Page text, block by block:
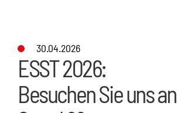
30.04.2026
ESST 2026:
Besuchen Sie uns an